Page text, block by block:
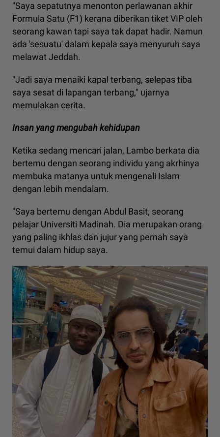
"Saya sepatutnya menonton perlawanan akhir
Formula Satu (F1) kerana diberikan tiket VIP oleh
seorang kawan tapi saya tak dapat hadir. Namun
ada 'sesuatu' dalam kepala saya menyuruh saya
melawat Jeddah.
"Jadi saya menaiki kapal terbang, selepas tiba
saya sesat di lapangan terbang," ujarnya
memulakan cerita.
Insan yang mengubah kehidupan
Ketika sedang mencari jalan, Lambo berkata dia
bertemu dengan seorang individu yang akrhinya
membuka matanya untuk mengenali Islam
dengan lebih mendalam.
"Saya bertemu dengan Abdul Basit, seorang
pelajar Universiti Madinah. Dia merupakan orang
yang paling ikhlas dan jujur yang pernah saya
temui dalam hidup saya.